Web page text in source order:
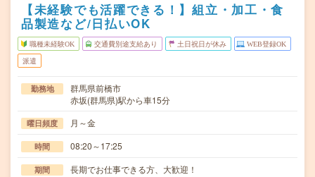
【未経験でも活躍できる！】組立・加工・食
品製造など/日払いOK
職種未経験OK 交通費別途支給あり 土日祝日が休み WEB登録OK
派遣
勤務地
群馬県前橋市
赤坂(群馬県)駅から車15分
曜日頻度 月～金
時間 08:20～17:25
期間 長期でお仕事できる方、大歓迎！